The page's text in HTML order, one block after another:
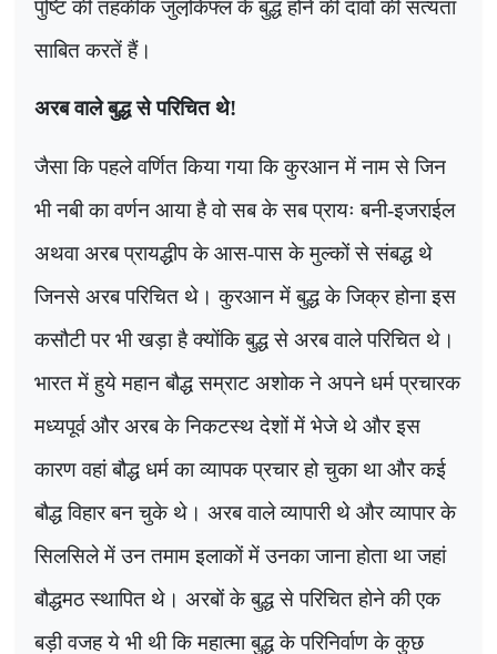
पुष्टि की तहकीक जुलकि़फ्ल के बुद्ध होने की दावों की सत्यता
साबित करतें हैं।
अरब वाले बुद्ध से परिचित थे!
जैसा कि पहले वर्णित किया गया कि कुरआन में नाम से जिन
भी नबी का वर्णन आया है वो सब के सब प्रायः बनी-इजराईल
अथवा अरब प्रायद्धीप के आस-पास के मुल्कों से संबद्ध थे
जिनसे अरब परिचित थे। कुरआन में बुद्ध के जिक्र होना इस
कसौटी पर भी खड़ा है क्योंकि बुद्ध से अरब वाले परिचित थे।
भारत में हुये महान बौद्ध सम्राट अशोक ने अपने धर्म प्रचारक
मध्यपूर्व और अरब के निकटस्थ देशों में भेजे थे और इस
कारण वहां बौद्ध धर्म का व्यापक प्रचार हो चुका था और कई
बौद्ध विहार बन चुके थे। अरब वाले व्यापारी थे और व्यापार के
सिलसिले में उन तमाम इलाकों में उनका जाना होता था जहां
बौद्धमठ स्थापित थे। अरबों के बुद्ध से परिचित होने की एक
बड़ी वजह ये भी थी कि महात्मा बुद्ध के परिनिर्वाण के कुछ